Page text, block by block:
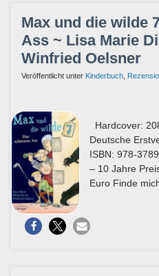
Max und die wilde
Ass ~ Lisa Marie
Winfried Oelsner
Veröffentlicht unter Kinderbuch
Hardcover:
Deutsche
ISBN: 978-
– 10 Jahre
Euro Finde